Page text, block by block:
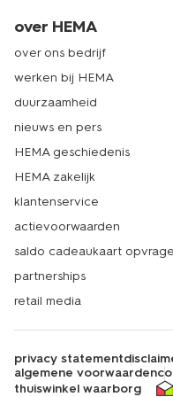
over HEMA
over ons bedrijf
werken bij HEMA
duurzaamheid
nieuws en pers
HEMA geschiedenis
HEMA zakelijk
klantenservice
actievoorwaarden
saldo cadeaukaart
partnerships
retail media
privacy statement
algemene voorwaarden
thuiswinkel waarborg